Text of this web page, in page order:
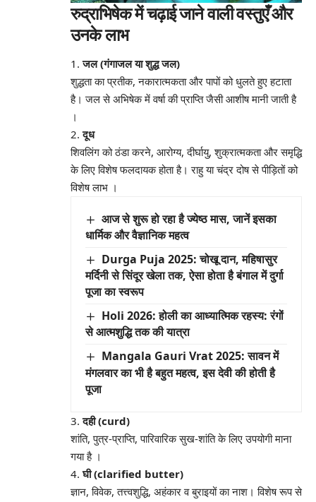
रुद्राभिषेक में चढ़ाई जाने वाली वस्तुएँ और
उनके लाभ
1.जल (गंगाजल या शुद्ध जल)
शुद्धता का प्रतीक, नकारात्मकता और पापों को धुलते हुए हटाता
है। जल से अभिषेक में वर्षा की प्राप्ति जैसी आशीष मानी जाती है
।
2.दूध
शिवलिंग को ठंडा करने, आरोग्य, दीर्घायु, शुक्रात्मकता और समृद्धि
के लिए विशेष फलदायक होता है। राहु या चंद्र दोष से पीड़ितों को
विशेष लाभ ।
आज से शुरू हो रहा है ज्येष्ठ मास, जानें इसका
धार्मिक और वैज्ञानिक महत्व
Durga Puja 2025: चोखू दान, महिषासुर
मर्दिनी से सिंदूर खेला तक, ऐसा होता है बंगाल में दुर्गा
पूजा का स्वरूप
Holi 2026: होली का आध्यात्मिक रहस्य: रंगों
से आत्मशुद्धि तक की यात्रा
Mangala Gauri Vrat 2025: सावन में
मंगलवार का भी है बहुत महत्व, इस देवी की होती है
पूजा
3.दही (curd)
शांति, पुत्र-प्राप्ति, पारिवारिक सुख-शांति के लिए उपयोगी माना
गया है।
4.घी (clarified butter)
ज्ञान, विवेक, तत्त्वशुद्धि, अहंकार व बुराइयों का नाश। विशेष रूप से